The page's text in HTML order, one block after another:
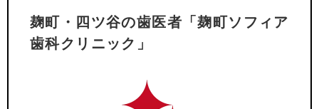
麹町・四ツ谷の歯医者「麹町ソフィア
歯科クリニック」